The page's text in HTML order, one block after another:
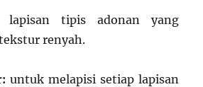
lapisan tipis adonan yang
renyah.
untuk melapisi setiap lapisan